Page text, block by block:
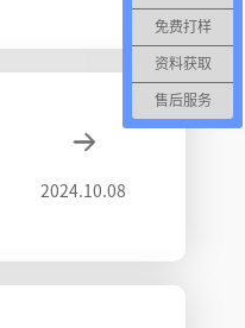
2024.10.08
免费打样
资料获取
售后服务